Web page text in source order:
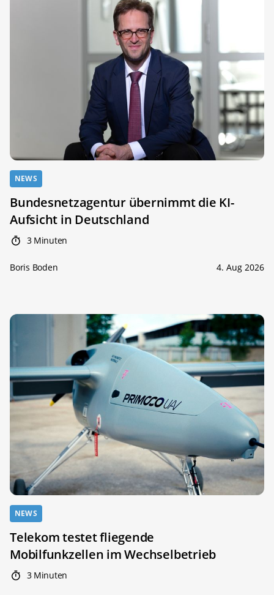
NEWS
Bundesnetzagentur übernimmt die KI-
Aufsicht in Deutschland
3 Minuten
Boris Boden 4. Aug 2026
NEWS
Telekom testet fliegende
Mobilfunkzellen im Wechselbetrieb
3 Minuten